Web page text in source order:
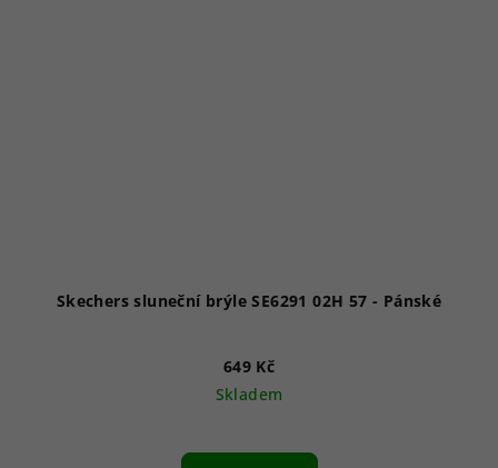
Skechers sluneční brýle SE6291 02H 57 - Pánské
649 Kč
Skladem